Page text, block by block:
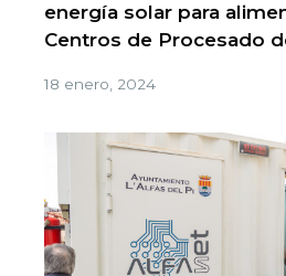
energía solar para
Centros de Procesado
18 enero, 2024